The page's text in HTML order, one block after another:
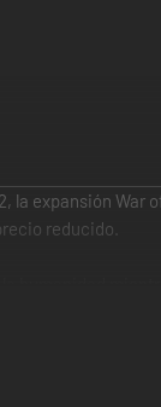
la expansión
reducido.
humanidad
y salvar
a la lucha
cuyo único